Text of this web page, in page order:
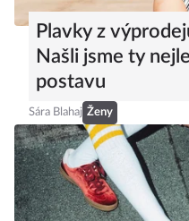
Plavky z
Našli jsme ty
postavu
Sára Blahaj Ženy